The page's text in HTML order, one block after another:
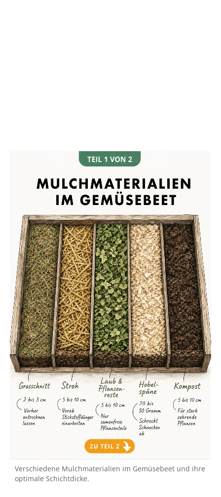
Verschiedene Mulchmaterialien im Gemüsebeet und ihre
optimale Schichtdicke.